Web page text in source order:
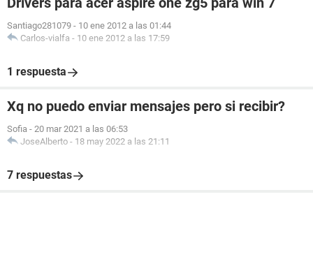
Santiago281079 - 10 ene 2012 a las 01:44
Carlos-vialfa - 10 ene 2012 a las 17:59
1 respuesta
Xq no puedo enviar mensajes pero si recibir?
Sofia - 20 mar 2021 a las 06:53
JoseAlberto - 18 may 2022 a las 21:11
7 respuestas